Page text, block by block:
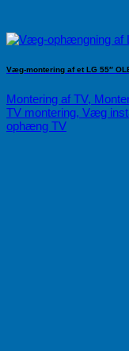
Væg-montering af et LG 55″
Montering af TV,
TV montering, Væg
ophæng TV